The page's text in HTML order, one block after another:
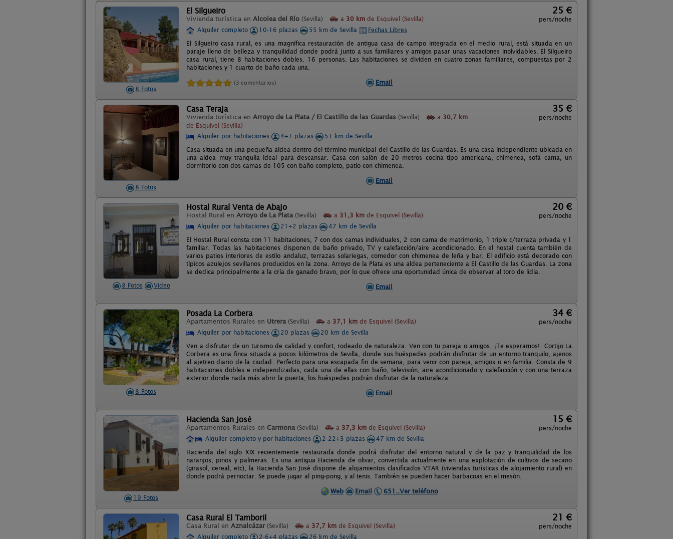
8 Fotos
El Silgueiro
Vivienda turística en Alcolea del Río (Sevilla) a 30 km de Esquivel (Sevilla)
25 €
pers/noche
Alquiler completo
10-16 plazas 55 km de Sevilla
Fechas Libres
El Silgueiro casa rural, es una magnífica restauración de antigua casa de campo integrada en el medio rural, está situada en un
paraje lleno de belleza y tranquilidad donde podrá junto a sus familiares y amigos pasar unas vacaciones inolvidables. El Silgueiro
casa rural, tiene 8 habitaciones dobles. 16 personas. Las habitaciones se dividen en cuatro zonas familiares, compuestas por 2
habitaciones y 1 cuarto de baño cada una.
(3 comentarios) Email
8 Fotos
Casa Teraja
Vivienda turística en Arroyo de La Plata / El Castillo de las Guardas (Sevilla) a 30,7 km
de Esquivel (Sevilla)
35 €
pers/noche
Alquiler por habitaciones 4+1 plazas
51 km de Sevilla
Casa situada en una pequeña aldea dentro del término municipal del Castillo de las Guardas. Es una casa independiente ubicada en
una aldea muy tranquila ideal para descansar. Casa con salón de 20 metros cocina tipo americana, chimenea, sofá cama, un
dormitorio con dos camas de 105 con baño completo, patio con chimenea.
Email
8 Fotos Video
Hostal Rural Venta de Abajo
Hostal Rural en Arroyo de La Plata (Sevilla) a 31,3 km de Esquivel (Sevilla)
20 €
pers/noche
Alquiler por habitaciones
21+2 plazas
47 km de Sevilla
El Hostal Rural consta con 11 habitaciones, 7 con dos camas individuales, 2 con cama de matrimonio, 1 triple c/terraza privada y 1
familiar. Todas las habitaciones disponen de baño privado, TV y calefacción/aire acondicionado. En el hostal cuenta también de
varios patios interiores de estilo andaluz, terrazas solariegas, comedor con chimenea de leña y bar. El edificio está decorado con
típicos azulejos sevillanos producidos en la zona. Arroyo de la Plata es una aldea perteneciente a El Castillo de las Guardas. La zona
se dedica principalmente a la cría de ganado bravo, por lo que ofrece una oportunidad única de observar al toro de lidia.
Email
8 Fotos
Posada La Corbera
Apartamentos Rurales en Utrera (Sevilla) a 37,1 km de Esquivel (Sevilla)
34 €
pers/noche
Alquiler por habitaciones
20 plazas
20 km de Sevilla
Ven a disfrutar de un turismo de calidad y confort, rodeado de naturaleza. Ven con tu pareja o amigos. ¡Te esperamos!. Cortijo La
Corbera es una finca situada a pocos kilómetros de Sevilla, donde sus huéspedes podrán disfrutar de un entorno tranquilo, ajenos
al ajetreo diario de la ciudad. Perfecto para una escapada fin de semana, para venir con pareja, amigos o en familia. Consta de 9
habitaciones dobles e independizadas, cada una de ellas con baño, televisión, aire acondicionado y calefacción y con una terraza
exterior donde nada más abrir la puerta, los huéspedes podrán disfrutar de la naturaleza.
Email
19 Fotos
Hacienda San José
Apartamentos Rurales en Carmona (Sevilla) a 37,3 km de Esquivel (Sevilla)
15 €
pers/noche
Alquiler completo y por habitaciones
2-22+3 plazas
47 km de Sevilla
Hacienda del siglo XIX recientemente restaurada donde podrá disfrutar del entorno natural y de la paz y tranquilidad de los
naranjos, pinos y palmeras. Es una antigua Hacienda de olivar, convertida actualmente en una explotación de cultivos de secano
(girasol, cereal, etc), la Hacienda San José dispone de alojamientos clasificados VTAR (viviendas turísticas de alojamiento rural) en
donde podrá pernoctar. Se puede jugar al ping-pong, y al tenis. También se pueden hacer barbacoas en el mesón.
Web
Email 651..Ver teléfono
Casa Rural El Tamboril
Casa Rural en Aznalcázar (Sevilla) a 37,7 km de Esquivel (Sevilla)
21 €
pers/noche
Alquiler completo
2-6+4 plazas 26 km de Sevilla